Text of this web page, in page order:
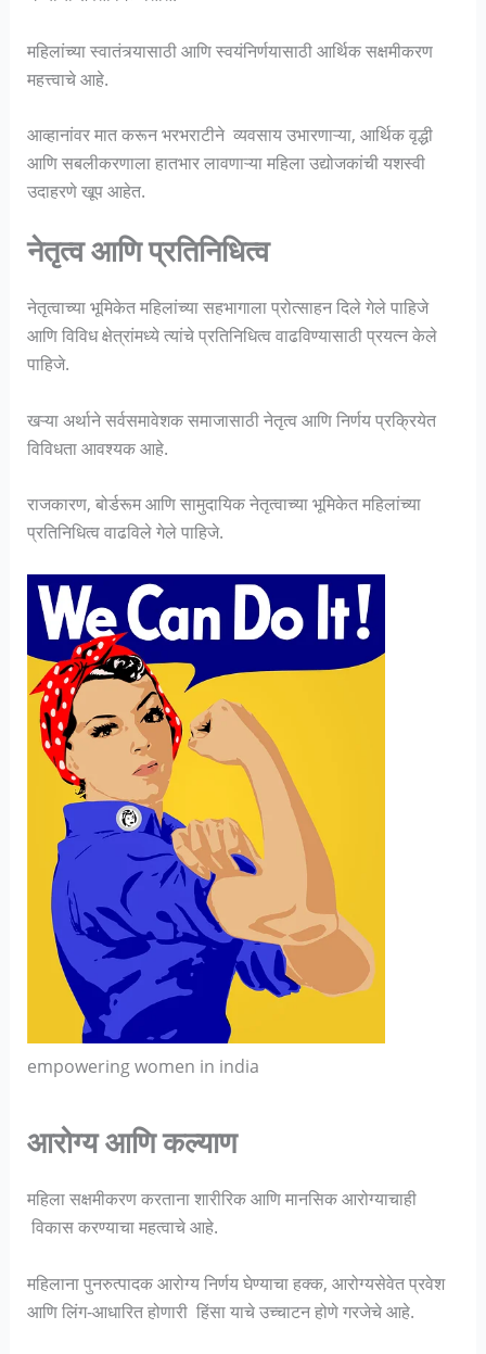
महिलांच्या स्वातंत्र्यासाठी आणि स्वयंनिर्णयासाठी आर्थिक सक्षमीकरण
महत्त्वाचे आहे.
आव्हानांवर मात करून भरभराटीने व्यवसाय उभारणाऱ्या, आर्थिक वृद्धी
आणि सबलीकरणाला हातभार लावणाऱ्या महिला उद्योजकांची यशस्वी
उदाहरणे खूप आहेत.
नेतृत्व आणि प्रतिनिधित्व
नेतृत्वाच्या भूमिकेत महिलांच्या सहभागाला प्रोत्साहन दिले गेले पाहिजे
आणि विविध क्षेत्रांमध्ये त्यांचे प्रतिनिधित्व वाढविण्यासाठी प्रयत्न केले
पाहिजे.
खऱ्या अर्थाने सर्वसमावेशक समाजासाठी नेतृत्व आणि निर्णय प्रक्रियेत
विविधता आवश्यक आहे.
राजकारण, बोर्डरूम आणि सामुदायिक नेतृत्वाच्या भूमिकेत महिलांच्या
प्रतिनिधित्व वाढविले गेले पाहिजे.
empowering women in india
आरोग्य आणि कल्याण
महिला सक्षमीकरण करताना शारीरिक आणि मानसिक आरोग्याचाही
विकास करण्याचा महत्वाचे आहे.
महिलाना पुनरुत्पादक आरोग्य निर्णय घेण्याचा हक्क, आरोग्यसेवेत प्रवेश
आणि लिंग-आधारित होणारी हिंसा याचे उच्चाटन होणे गरजेचे आहे.